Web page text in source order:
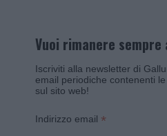
Vuoi rimanere
Iscriviti alla newsletter di
email periodiche contenenti
sul sito web!
Indirizzo email *